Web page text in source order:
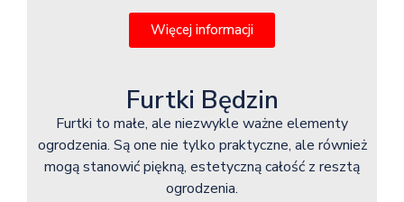
Więcej informacji
Furtki Będzin
Furtki to małe, ale niezwykle ważne elementy
ogrodzenia. Są one nie tylko praktyczne, ale również
mogą stanowić piękną, estetyczną całość z resztą
ogrodzenia.